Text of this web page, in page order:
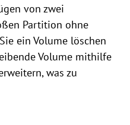
von zwei
Partition ohne
ein Volume löschen
Volume mithilfe
was zu